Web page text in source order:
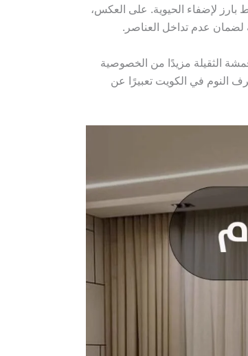
بارز لإضفاء الحيوية. على العكس،
لضمان عدم تداخل العناصر.
الثقيلة مزيدًا من الخصوصية
النوم في الكويت تعبيرًا عن